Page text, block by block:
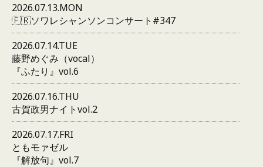
2026.07.13.MON
🇫🇷ソワレシャンソンコンサート#347
2026.07.14.TUE
藤野めぐみ（vocal）
『ふたり』vol.6
2026.07.16.THU
古賀政男ナイトvol.2
2026.07.17.FRI
ともモァゼル
『解放句』vol.7